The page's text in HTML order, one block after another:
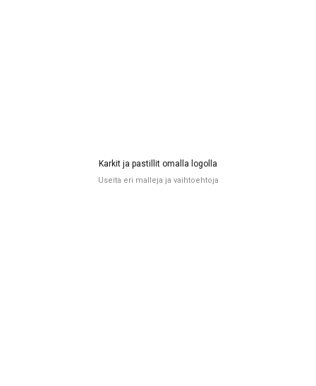
Karkit ja pastillit omalla logolla
Useita eri malleja ja vaihtoehtoja